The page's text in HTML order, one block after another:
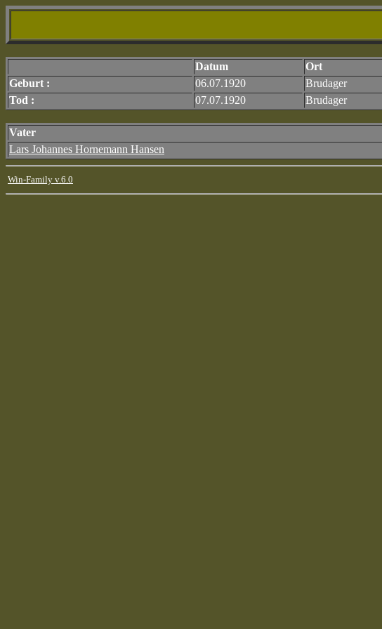
Datum Ort
Geburt :
06.07.1920 Brudager
Tod :
07.07.1920 Brudager
Vater
Lars Johannes Hornemann Hansen
Win-Family v.6.0